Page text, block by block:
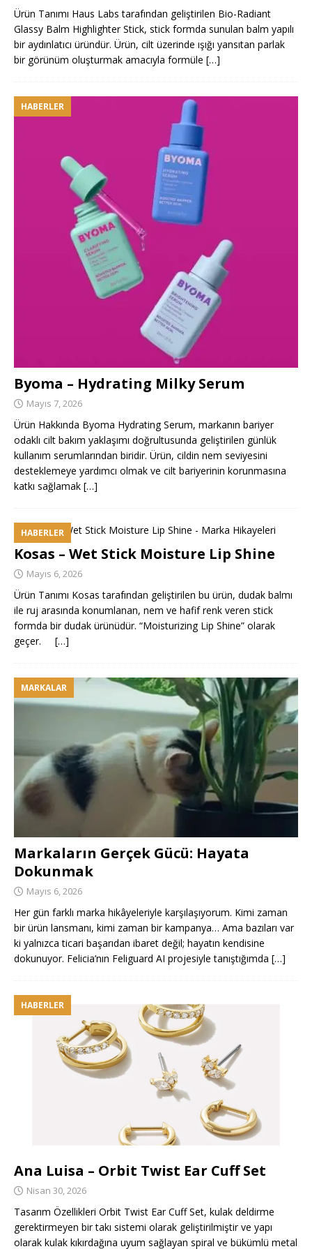
Ürün Tanımı Haus Labs tarafından geliştirilen Bio-Radiant
Glassy Balm Highlighter Stick, stick formda sunulan balm yapılı
bir aydınlatıcı üründür. Ürün, cilt üzerinde ışığı yansıtan parlak
bir görünüm oluşturmak amacıyla formüle […]
HABERLER
Byoma – Hydrating Milky Serum
Mayıs 7, 2026
Ürün Hakkında Byoma Hydrating Serum, markanın bariyer
odaklı cilt bakım yaklaşımı doğrultusunda geliştirilen günlük
kullanım serumlarından biridir. Ürün, cildin nem seviyesini
desteklemeye yardımcı olmak ve cilt bariyerinin korunmasına
katkı sağlamak […]
HABERLER
Kosas – Wet Stick Moisture Lip Shine
Mayıs 6, 2026
Ürün Tanımı Kosas tarafından geliştirilen bu ürün, dudak balmı
ile ruj arasında konumlanan, nem ve hafif renk veren stick
formda bir dudak ürünüdür. “Moisturizing Lip Shine” olarak
geçer. […]
MARKALAR
Markaların Gerçek Gücü: Hayata
Dokunmak
Mayıs 6, 2026
Her gün farklı marka hikâyeleriyle karşılaşıyorum. Kimi zaman
bir ürün lansmanı, kimi zaman bir kampanya… Ama bazıları var
ki yalnızca ticari başarıdan ibaret değil; hayatın kendisine
dokunuyor. Felicia’nın Feliguard AI projesiyle tanıştığımda […]
HABERLER
Ana Luisa – Orbit Twist Ear Cuff Set
Nisan 30, 2026
Tasarım Özellikleri Orbit Twist Ear Cuff Set, kulak deldirme
gerektirmeyen bir takı sistemi olarak geliştirilmiştir ve yapı
olarak kulak kıkırdağına uyum sağlayan spiral ve bükümlü metal